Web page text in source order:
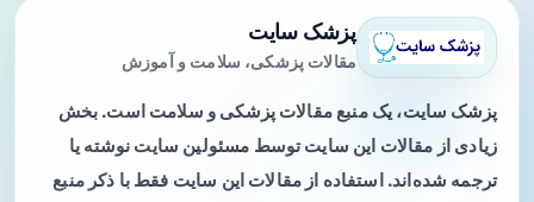
پزشک سایت
مقالات پزشکی، سلامت و آموزش
پزشک سایت، یک منبع مقالات پزشکی و سلامت است. بخش
زیادی از مقالات این سایت توسط مسئولین سایت نوشته یا
ترجمه شده‌اند. استفاده از مقالات این سایت فقط با ذکر منبع